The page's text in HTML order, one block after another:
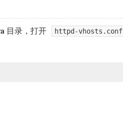
目录，打开 httpd-vhosts.conf